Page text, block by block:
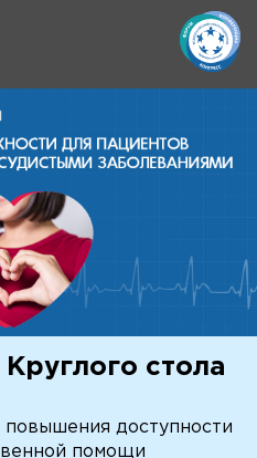
стола
доступности
помощи